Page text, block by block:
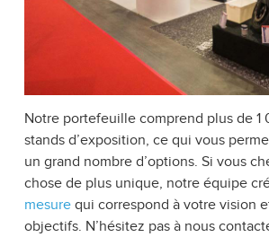
Notre portefeuille comprend plus de 1
stands d’exposition, ce qui vous
un grand nombre d’options. Si vous
chose de plus unique, notre équipe
mesure qui correspond à votre vision
objectifs. N’hésitez pas à nous